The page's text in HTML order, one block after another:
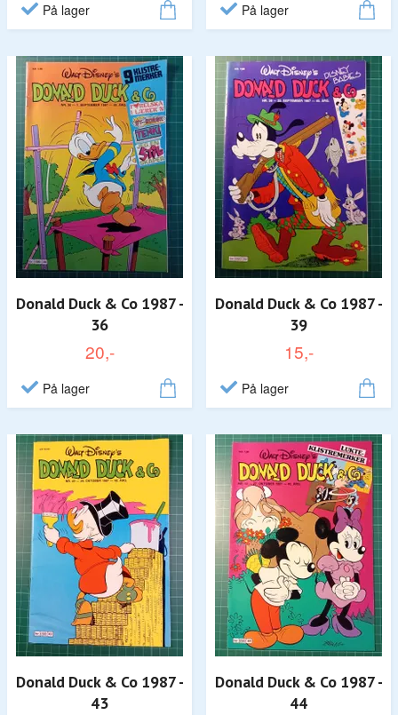
På lager På lager
Donald Duck & Co 1987 -
36
20,-
På lager
Donald Duck & Co 1987 -
39
15,-
På lager
Donald Duck & Co 1987 -
43
Donald Duck & Co 1987 -
44